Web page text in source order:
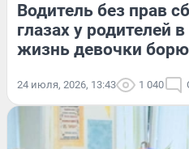
Водитель без прав
глазах у родителей
жизнь девочки
24 июля, 2026, 13:43 1 040